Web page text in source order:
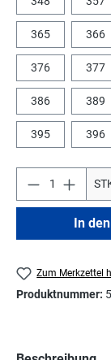
365 366
376 377
386 389
395 396
In
Zum Merkzettel
Produktnummer: